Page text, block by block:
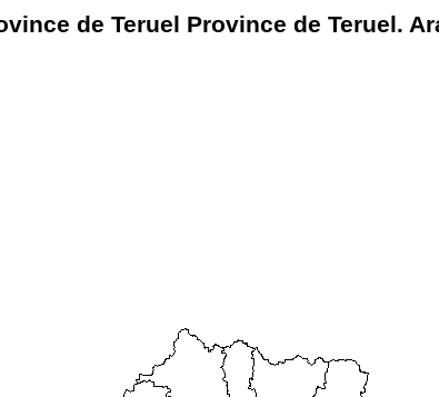
de Teruel Province de Teruel.